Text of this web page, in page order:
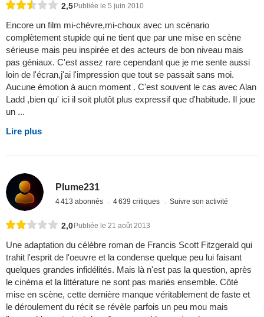
2,5 Publiée le 5 juin 2010
Encore un film mi-chèvre,mi-choux avec un scénario
complètement stupide qui ne tient que par une mise en scène
sérieuse mais peu inspirée et des acteurs de bon niveau mais
pas géniaux. C'est assez rare cependant que je me sente aussi
loin de l'écran,j'ai l'impression que tout se passait sans moi.
Aucune émotion à aucn moment . C'est souvent le cas avec Alan
Ladd ,bien qu' ici il soit plutôt plus expressif que d'habitude. Il joue
un ...
Lire plus
Plume231
4 413 abonnés 4 639 critiques Suivre son activité
2,0 Publiée le 21 août 2013
Une adaptation du célèbre roman de Francis Scott Fitzgerald qui
trahit l'esprit de l'oeuvre et la condense quelque peu lui faisant
quelques grandes infidélités. Mais là n'est pas la question, après
le cinéma et la littérature ne sont pas mariés ensemble. Côté
mise en scène, cette dernière manque véritablement de faste et
le déroulement du récit se révèle parfois un peu mou mais